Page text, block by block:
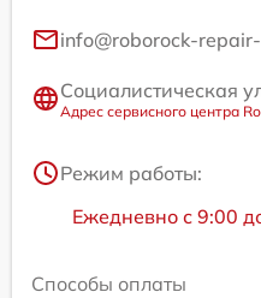
info@roborock-
Социалистическая
Адрес сервисного центра
Режим работы:
Ежедневно с 9:00
Способы оплаты